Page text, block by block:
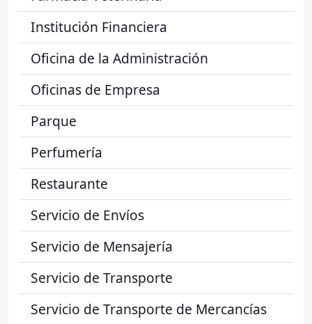
Institución Financiera
Oficina de la Administración
Oficinas de Empresa
Parque
Perfumería
Restaurante
Servicio de Envíos
Servicio de Mensajería
Servicio de Transporte
Servicio de Transporte de Mercancías